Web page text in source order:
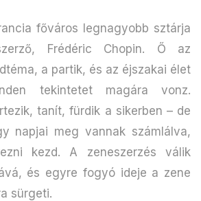
főváros legnagyobb sztárja
Frédéric Chopin. Ő az
a partik, és az éjszakai élet
tekintetet magára vonz.
tanít, fürdik a sikerben – de
napjai meg vannak számlálva,
kezd. A zeneszerzés válik
és egyre fogyó ideje a zene
sürgeti.